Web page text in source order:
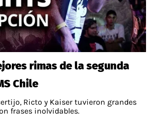
rimas de la segunda
Chile
Ricto y Kaiser tuvieron grandes
frases inolvidables.